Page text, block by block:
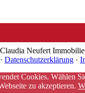
Neufert
· Datenschutzerklärung ·
Cookies. Wählen
zu akzeptieren.